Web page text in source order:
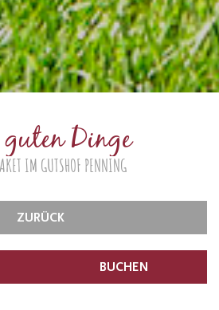
Dinge
IM GUTSHOF PENNING
ZURÜCK
BUCHEN